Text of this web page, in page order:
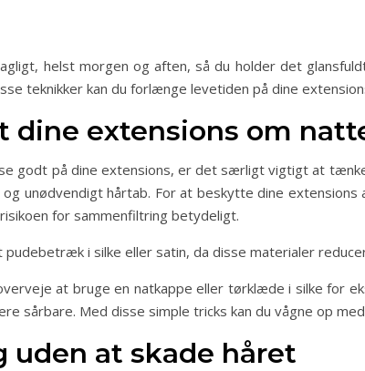
helst morgen og aften, så du holder det
teknikker kan du forlænge levetiden på dine
dine extensions om
godt på dine extensions, er det særligt vigtigt at
og unødvendigt hårtab. For at beskytte dine
for sammenfiltring betydeligt.
i silke eller satin, da disse materialer
at bruge en natkappe eller tørklæde i silke for
sårbare. Med disse simple tricks kan du vågne op
uden at skade håret